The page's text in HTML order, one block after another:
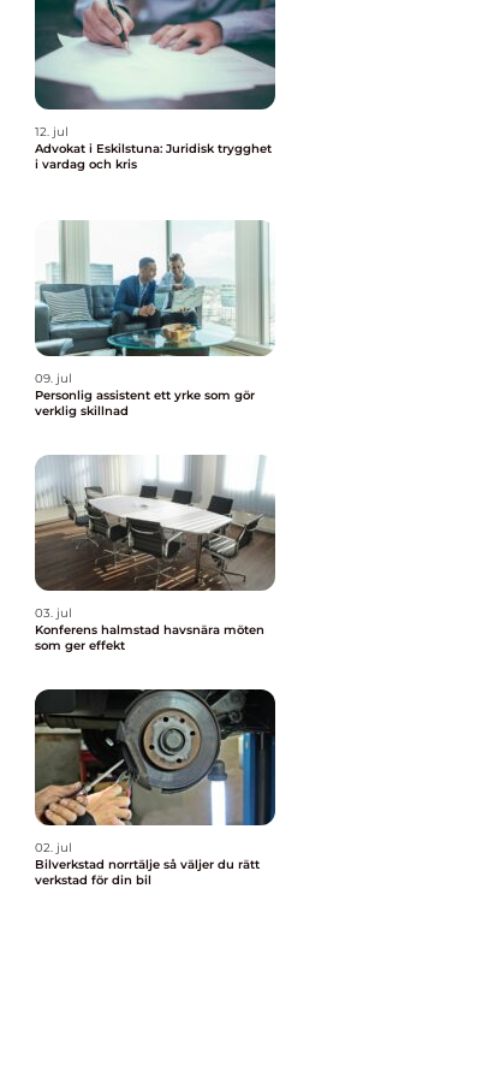
12. jul
Advokat i Eskilstuna: Juridisk trygghet
i vardag och kris
09. jul
Personlig assistent ett yrke som gör
verklig skillnad
03. jul
Konferens halmstad havsnära möten
som ger effekt
02. jul
Bilverkstad norrtälje så väljer du rätt
verkstad för din bil